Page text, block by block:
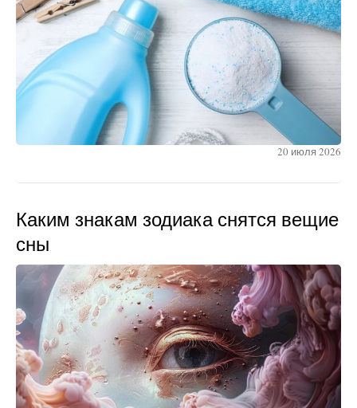
20 июля 2026
Каким знакам зодиака снятся вещие
сны